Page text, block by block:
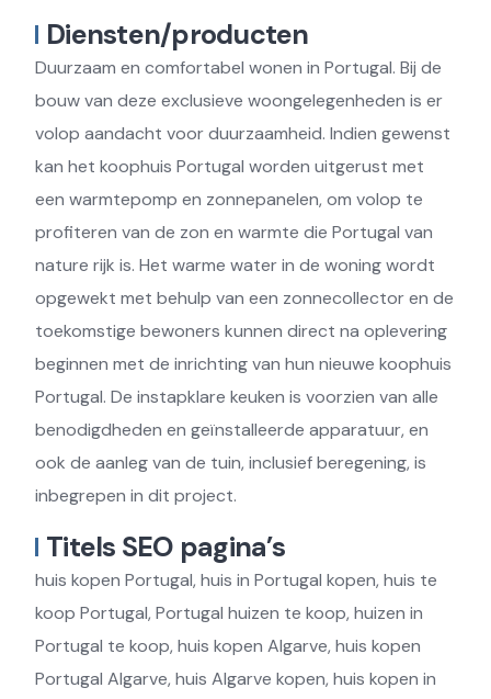
Diensten/producten
Duurzaam en comfortabel wonen in Portugal. Bij de
bouw van deze exclusieve woongelegenheden is er
volop aandacht voor duurzaamheid. Indien gewenst
kan het koophuis Portugal worden uitgerust met
een warmtepomp en zonnepanelen, om volop te
profiteren van de zon en warmte die Portugal van
nature rijk is. Het warme water in de woning wordt
opgewekt met behulp van een zonnecollector en de
toekomstige bewoners kunnen direct na oplevering
beginnen met de inrichting van hun nieuwe koophuis
Portugal. De instapklare keuken is voorzien van alle
benodigdheden en geïnstalleerde apparatuur, en
ook de aanleg van de tuin, inclusief beregening, is
inbegrepen in dit project.
Titels SEO pagina’s
huis kopen Portugal, huis in Portugal kopen, huis te
koop Portugal, Portugal huizen te koop, huizen in
Portugal te koop, huis kopen Algarve, huis kopen
Portugal Algarve, huis Algarve kopen, huis kopen in